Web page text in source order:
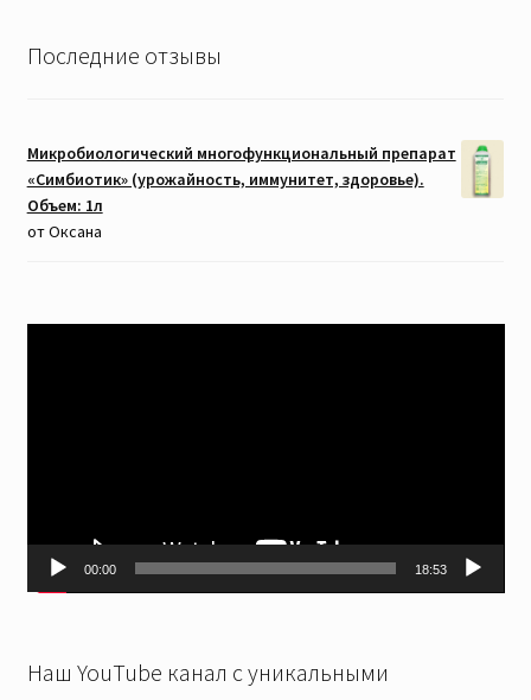
Последние отзывы
Микробиологический многофункциональный препарат
«Симбиотик» (урожайность, иммунитет, здоровье).
Объем: 1л
от Оксана
00:00 18:53
Наш YouTube канал с уникальными